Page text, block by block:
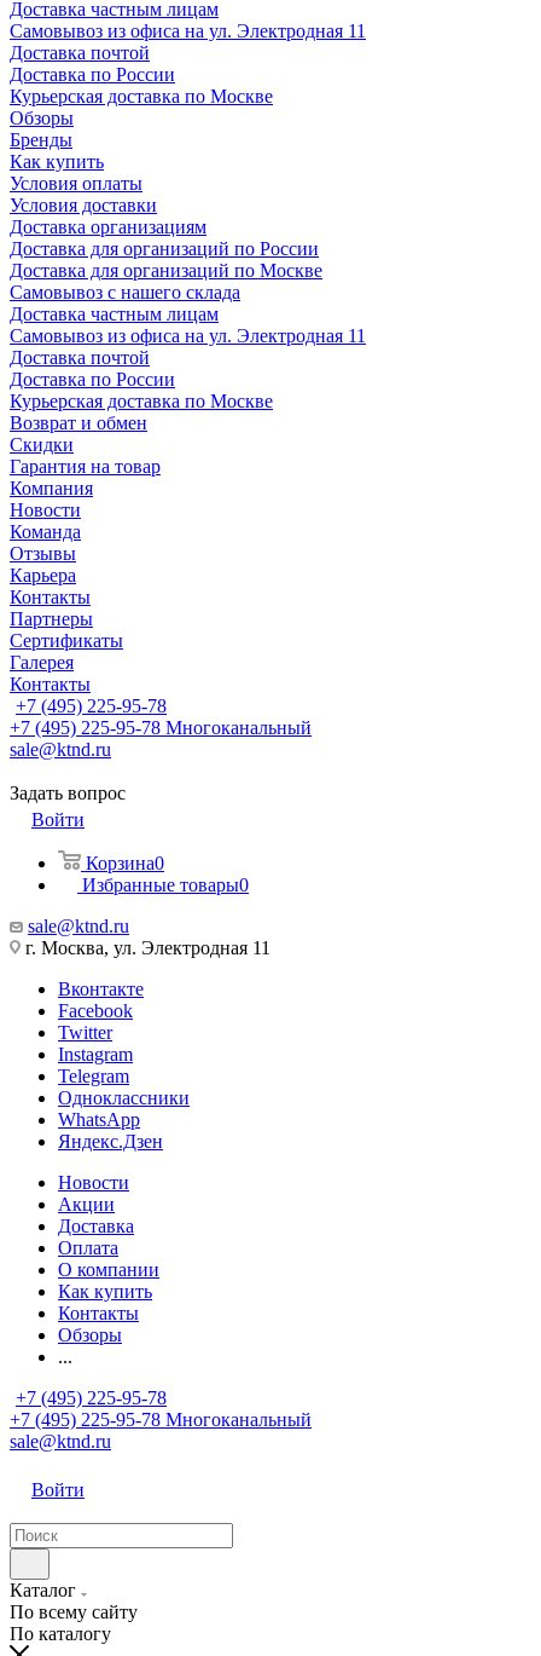
Доставка частным лицам
Самовывоз из офиса на ул. Электродная 11
Доставка почтой
Доставка по России
Курьерская доставка по Москве
Обзоры
Бренды
Как купить
Условия оплаты
Условия доставки
Доставка организациям
Доставка для организаций по России
Доставка для организаций по Москве
Самовывоз с нашего склада
Доставка частным лицам
Самовывоз из офиса на ул. Электродная 11
Доставка почтой
Доставка по России
Курьерская доставка по Москве
Возврат и обмен
Скидки
Гарантия на товар
Компания
Новости
Команда
Отзывы
Карьера
Контакты
Партнеры
Сертификаты
Галерея
Контакты
+7 (495) 225-95-78
+7 (495) 225-95-78 Многоканальный
sale@ktnd.ru
Задать вопрос
Войти
Корзина0
Избранные товары0
sale@ktnd.ru
г. Москва, ул. Электродная 11
Вконтакте
Facebook
Twitter
Instagram
Telegram
Одноклассники
WhatsApp
Яндекс.Дзен
Новости
Акции
Доставка
Оплата
О компании
Как купить
Контакты
Обзоры
...
+7 (495) 225-95-78
+7 (495) 225-95-78 Многоканальный
sale@ktnd.ru
Войти
Каталог
По всему сайту
По каталогу